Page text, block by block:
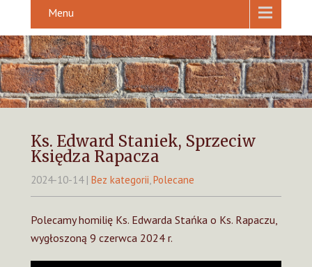
Menu
Ks. Edward Staniek, Sprzeciw
Księdza Rapacza
2024-10-14 | Bez kategorii Polecane
Polecamy homilię Ks. Edwarda Stańka o Ks. Rapaczu,
wygłoszoną 9 czerwca 2024 r.